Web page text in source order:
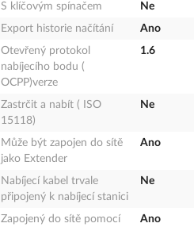
S klíčovým spínačem
Ne
Export historie načítání
Ano
Otevřený protokol
nabíjecího bodu (
OCPP)verze
1.6
Zastrčit a nabít ( ISO
15118)
Ne
Může být zapojen do sítě
jako Extender
Ano
Nabíjecí kabel trvale
připojený k nabíjecí stanici
Ne
Zapojený do sítě pomocí
Ano